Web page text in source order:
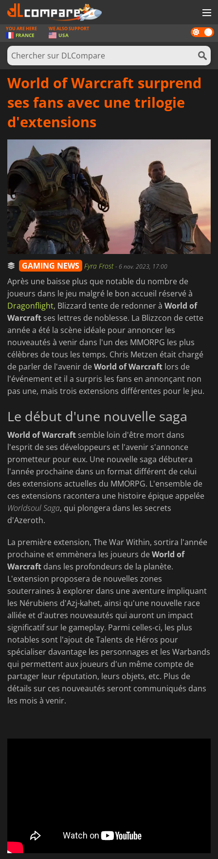
JEUX
CARTES PRÉPAYÉES
LOGICIELS
SE CONNECTER OU S'INSCRIRE
Dark
mode
YOU ARE HERE
FRANCE
WE ALSO SUPPORT
USA
World of Warcraft surprend
ses fans avec une trilogie
d'extensions
GAMING NEWS Fyra Frost-6 nov. 2023, 17:00
Après une baisse plus que notable du nombre de
joueurs dans le jeu malgré le bon accueil réservé à
Dragonflight, Blizzard tente de redonner à World of
Warcraft ses lettres de noblesse. La Blizzcon de cette
année a été la scène idéale pour annoncer les
nouveautés à venir dans l'un des MMORPG les plus
célèbres de tous les temps. Chris Metzen était chargé
de parler de l'avenir deWorld of Warcraft lors de
l'événement et il a surpris les fans en annonçant non
pas une, mais trois extensions différentes pour le jeu.
Le début d'une nouvelle saga
World of Warcraft semble loin d'être mort dans
l'esprit de ses développeurs et l'avenir s'annonce
prometteur pour eux. Une nouvelle saga débutera
l'année prochaine dans un format différent de celui
des extensions actuelles du MMORPG. L'ensemble de
ces extensions racontera une histoire épique appelée
Worldsoul Saga, qui plongera dans les secrets
d'Azeroth.
La première extension, The War Within, sortira l'année
prochaine et emmènera les joueurs deWorld of
Warcraft dans les profondeurs de la planète.
L'extension proposera de nouvelles zones
souterraines à explorer dans une aventure impliquant
les Nérubiens d'Azj-kahet, ainsi qu'une nouvelle race
alliée et d'autres nouveautés qui auront un impact
significatif sur le gameplay. Parmi celles-ci, les plus
notables sont l'ajout de Talents de Héros pour
spécialiser davantage les personnages et les Warbands
qui permettent aux joueurs d'un même compte de
partager leur réputation, leurs objets, etc. Plus de
détails sur ces nouveautés seront communiqués dans
les mois à venir.